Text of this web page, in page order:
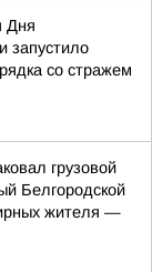
Дня
запустило
со стражем
грузовой
Белгородской
жителя —